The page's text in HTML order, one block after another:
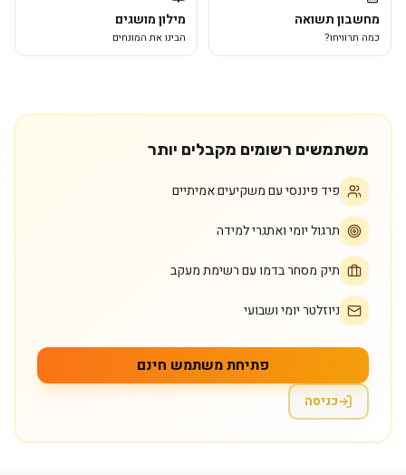
מחשבון תשואה
כמה תרוויחו?
מילון מושגים
הבינו את המונחים
משתמשים רשומים מקבלים יותר
פיד פיננסי עם משקיעים אמיתיים
תרגול יומי ואתגרי למידה
תיק מסחר בדמו עם רשימת מעקב
ניוזלטר יומי ושבועי
פתיחת משתמש חינם
כניסה